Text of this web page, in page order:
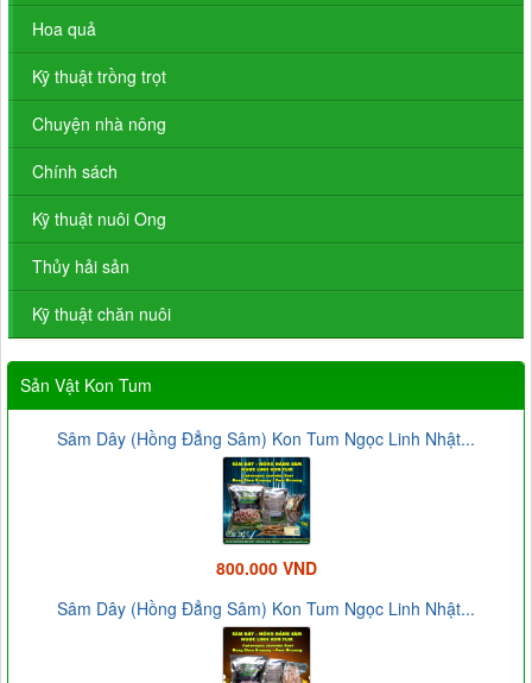
Hoa quả
Kỹ thuật trồng trọt
Chuyện nhà nông
Chính sách
Kỹ thuật nuôi Ong
Thủy hải sản
Kỹ thuật chăn nuôi
Sản Vật Kon Tum
Sâm Dây (Hồng Đẳng Sâm) Kon Tum Ngọc Linh Nhật...
800.000 VND
Sâm Dây (Hồng Đẳng Sâm) Kon Tum Ngọc Linh Nhật...